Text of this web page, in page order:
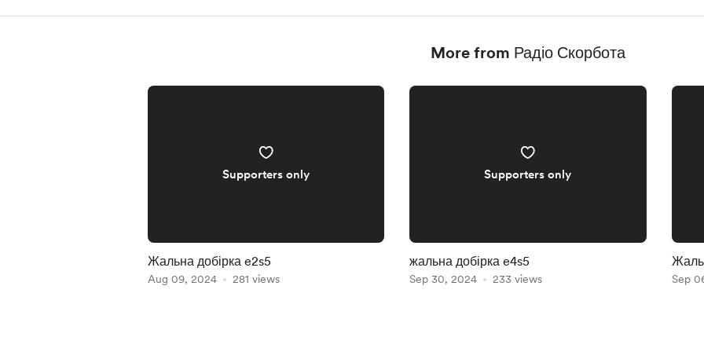
More from Радіо Скорбота
Supporters only
Жальна добірка e2s5
Aug 09, 2024 281 views
Supporters only
жальна добірка e4s5
Sep 30, 2024 233 views Sep